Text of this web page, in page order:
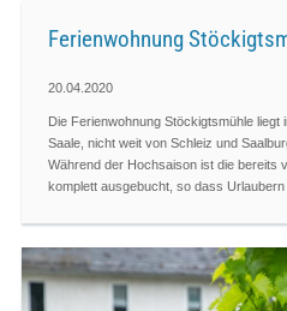
Ferienwohnung
20.04.2020
Die Ferienwohnung Stöckigtsmühle liegt
Saale, nicht weit von Schleiz und
Während der Hochsaison ist die bereits
komplett ausgebucht, so dass Urlaubern